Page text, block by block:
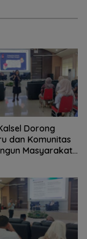
Dorong
dan Komunitas
Masyarakat